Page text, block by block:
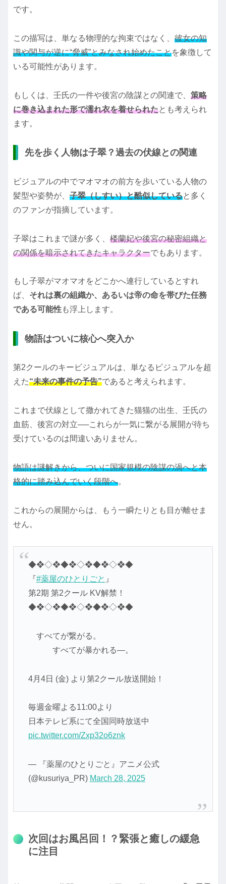
です。
この描写は、単なる物理的な拘束ではなく、 彼女の知
識や関与が逆に“脅威”とみなされ始めたことを象徴して
いる可能性があります。
もしくは、壬氏の一件や後宮の陰謀との関連で、 策略
に巻き込まれた形で濡れ衣を着せられたとも考えられ
ます。
先を歩く人物は子翠？過去の伏線との関連
ビジュアルの中でマオマオの前方を歩いている人物の
髪型や姿勢が、 子翠（しすい）と酷似していると多く
のファンが指摘しています。
子翠はこれまで謎が多く、 楼蘭妃や後宮の秘密組織と
の関係を暗示されてきたキャラクターでもあります。
もし子翠がマオマオをどこかへ連行しているとすれ
ば、 それは裏の組織か、あるいは帝の命を帯びた任務
である可能性も浮上します。
物語はついに核心へ突入か
第2クールのキービジュアルは、単なるビジュアルを超
えた“未来の事件の予告”であると考えられます。
これまで伏線として撒かれてきた猫猫の出生、壬氏の
血筋、後宮の対立──これらが一気に繋がる展開が待ち
受けているのは間違いありません。
物語は謎解きから、ついに国家規模の陰謀の渦へと本
格的に踏み込んでいく段階へ。
これからの展開からは、もう一瞬たりとも目が離せま
せん。
◆❖◇❖◆❖◇❖◆❖◇❖◆
『#薬屋のひとりごと 』
第2期 第2クール KV解禁！
◆❖◇❖◆❖◇❖◆❖◇❖◆
すべてが繋がる。
すべてが暴かれる―。
4月4日 (金) より第2クール放送開始！
毎週金曜よる11:00より
日本テレビ系にて全国同時放送中
pic.twitter.com/Zxp32o6znk
— 『薬屋のひとりごと』アニメ公式
(@kusuriya_PR) March 28, 2025
次回はお風呂回！？緊張と癒しの緩急
に注目